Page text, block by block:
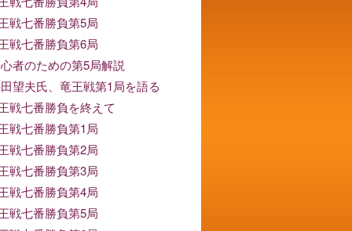
戦七番勝負第5局
戦七番勝負第6局
者のための第5局解説
望夫氏、竜王戦第1局を語る
戦七番勝負を終えて
戦七番勝負第1局
戦七番勝負第2局
戦七番勝負第3局
戦七番勝負第4局
戦七番勝負第5局